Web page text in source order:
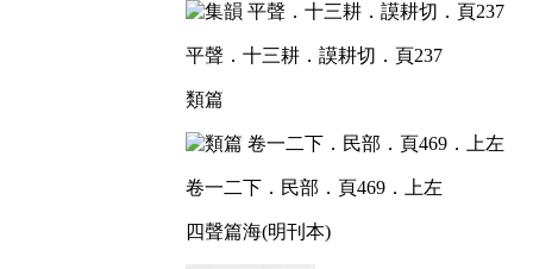
平聲．十三耕．謨耕切．頁237
類篇
卷一二下．民部．頁469．上左
四聲篇海(明刊本)